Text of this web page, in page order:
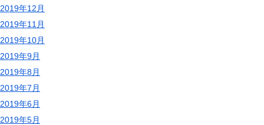
2019年12月
2019年11月
2019年10月
2019年9月
2019年8月
2019年7月
2019年6月
2019年5月